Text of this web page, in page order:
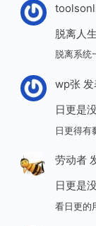
脱离人
脱离系统
wp张发
日更是
日更得有
劳动者
日更是
看日更的